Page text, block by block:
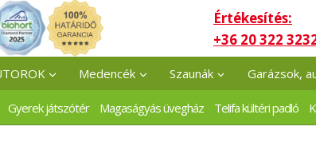
Értékesítés:
+36 20 322
Medencék Szaunák Garázsok,
Gyerek játszótér Magaságyás üvegház Telifa kültéri padló